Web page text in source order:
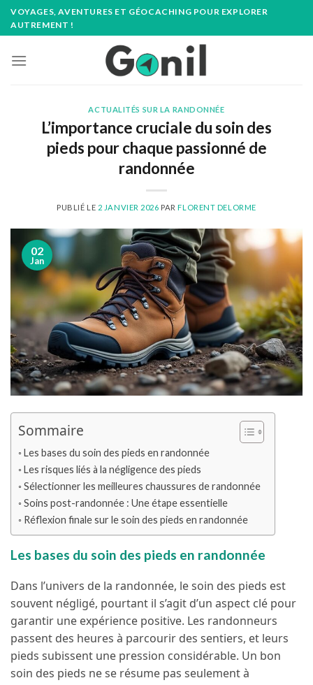
Passer
VOYAGES, AVENTURES ET GÉOCACHING POUR EXPLORER
AUTREMENT !
ACTUALITÉS SUR LA RANDONNÉE
L’importance cruciale du soin des
pieds pour chaque passionné de
randonnée
PUBLIÉ LE 2 JANVIER 2026 PARFLORENT DELORME
02
Jan
Sommaire
Les bases du soin des pieds en randonnée
Les risques liés à la négligence des pieds
Sélectionner les meilleures chaussures de randonnée
Soins post-randonnée : Une étape essentielle
Réflexion finale sur le soin des pieds en randonnée
Les bases du soin des pieds en randonnée
Dans l’univers de la randonnée, le soin des pieds est
souvent négligé, pourtant il s’agit d’un aspect clé pour
garantir une expérience positive. Les randonneurs
passent des heures à parcourir des sentiers, et leurs
pieds subissent une pression considérable. Un bon
soin des pieds ne se résume pas seulement à